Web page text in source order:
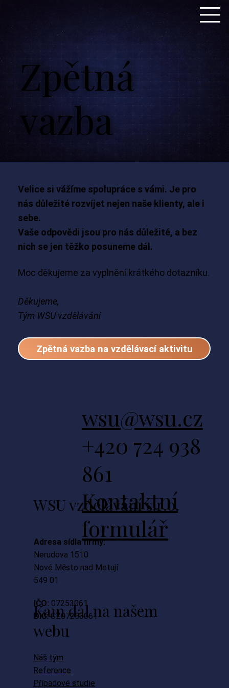
Zpětná
vazba
Velice si vážíme spolupráce s vámi. Je pro
nás důležité rozvíjet nejen naše klienty, ale i
sebe.
Vaše odpovědi jsou pro nás důležité, a bez
nich se jen těžko posuneme dál.
Moc děkujeme za vyplnění krátkého dotazníku.
Děkujeme,
Tým WSU vzdělávání
Zpětná vazba na vzdělávací aktivitu
wsu@wsu.cz
+420 724 938
861
Kontaktní
formulář
WSU vzdělávání s.r.o.
Adresa sídla firmy:
Nerudova 1510
Nové Město nad Metují
549 01
IČO: 07253061
DIČ:CZ07253061
Kam dál na našem
webu
Náš tým
Reference
Případové studie